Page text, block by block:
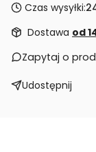
Czas wysyłki:
Dostawa od
Zapytaj o
Udostępnij